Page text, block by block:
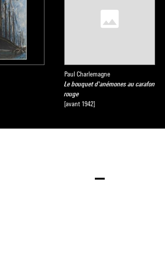
Paul Charlemagne
Le bouquet d'anémones au carafon
rouge
[avant 1942]